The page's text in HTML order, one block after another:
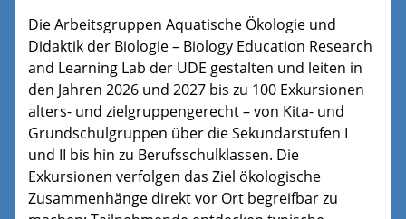
Die Arbeitsgruppen Aquatische Ökologie und
Didaktik der Biologie – Biology Education Research
and Learning Lab der UDE gestalten und leiten in
den Jahren 2026 und 2027 bis zu 100 Exkursionen
alters- und zielgruppengerecht – von Kita- und
Grundschulgruppen über die Sekundarstufen I
und II bis hin zu Berufsschulklassen. Die
Exkursionen verfolgen das Ziel ökologische
Zusammenhänge direkt vor Ort begreifbar zu